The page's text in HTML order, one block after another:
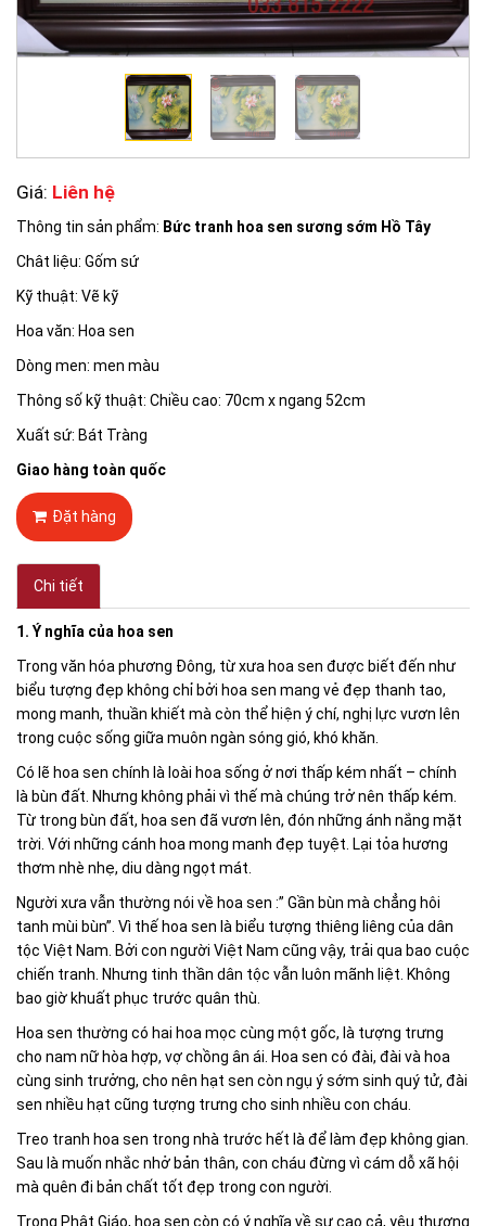
Giá: Liên hệ
Thông tin sản phẩm: Bức tranh hoa sen sương sớm Hồ Tây
Chât liệu: Gốm sứ
Kỹ thuật: Vẽ kỹ
Hoa văn: Hoa sen
Dòng men: men màu
Thông số kỹ thuật: Chiều cao: 70cm x ngang 52cm
Xuất sứ: Bát Tràng
Giao hàng toàn quốc
Đặt hàng
Chi tiết
1. Ý nghĩa của hoa sen
Trong văn hóa phương Đông, từ xưa hoa sen được biết đến như
biểu tượng đẹp không chỉ bởi hoa sen mang vẻ đẹp thanh tao,
mong manh, thuần khiết mà còn thể hiện ý chí, nghị lực vươn lên
trong cuộc sống giữa muôn ngàn sóng gió, khó khăn.
Có lẽ hoa sen chính là loài hoa sống ở nơi thấp kém nhất – chính
là bùn đất. Nhưng không phải vì thế mà chúng trở nên thấp kém.
Từ trong bùn đất, hoa sen đã vươn lên, đón những ánh nắng mặt
trời. Với những cánh hoa mong manh đẹp tuyệt. Lại tỏa hương
thơm nhè nhẹ, diu dàng ngọt mát.
Người xưa vẫn thường nói về hoa sen :” Gần bùn mà chẳng hôi
tanh mùi bùn”. Vì thế hoa sen là biểu tượng thiêng liêng của dân
tộc Việt Nam. Bởi con người Việt Nam cũng vậy, trải qua bao cuộc
chiến tranh. Nhưng tinh thần dân tộc vẫn luôn mãnh liệt. Không
bao giờ khuất phục trước quân thù.
Hoa sen thường có hai hoa mọc cùng một gốc, là tượng trưng
cho nam nữ hòa hợp, vợ chồng ân ái. Hoa sen có đài, đài và hoa
cùng sinh trưởng, cho nên hạt sen còn ngụ ý sớm sinh quý tử, đài
sen nhiều hạt cũng tượng trưng cho sinh nhiều con cháu.
Treo tranh hoa sen trong nhà trước hết là để làm đẹp không gian.
Sau là muốn nhắc nhở bản thân, con cháu đừng vì cám dỗ xã hội
mà quên đi bản chất tốt đẹp trong con người.
Trong Phật Giáo, hoa sen còn có ý nghĩa về sự cao cả, yêu thương